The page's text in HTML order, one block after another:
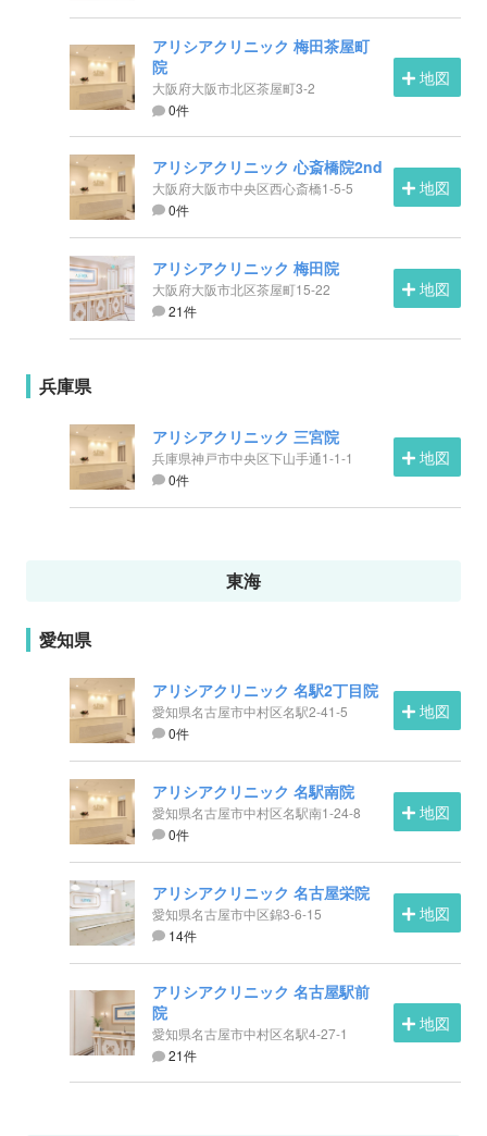
アリシアクリニック 梅田茶屋町
院
大阪府大阪市北区茶屋町3-2
0件
地図
アリシアクリニック 心斎橋院2nd
大阪府大阪市中央区西心斎橋1-5-5
0件
地図
アリシアクリニック 梅田院
大阪府大阪市北区茶屋町15-22
21件
地図
兵庫県
アリシアクリニック 三宮院
兵庫県神戸市中央区下山手通1-1-1
0件
地図
東海
愛知県
アリシアクリニック 名駅2丁目院
愛知県名古屋市中村区名駅2-41-5
0件
地図
アリシアクリニック 名駅南院
愛知県名古屋市中村区名駅南1-24-8
0件
地図
アリシアクリニック 名古屋栄院
愛知県名古屋市中区錦3-6-15
14件
地図
アリシアクリニック 名古屋駅前
院
愛知県名古屋市中村区名駅4-27-1
21件
地図